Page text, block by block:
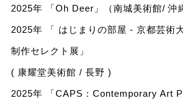
2025年 「Oh Deer」（南城美術館/ 沖
2025年 「 はじまりの部屋 - 京都芸術
制作セレクト展」
( 康耀堂美術館 / 長野 )
2025年 「CAPS：Contemporary Art